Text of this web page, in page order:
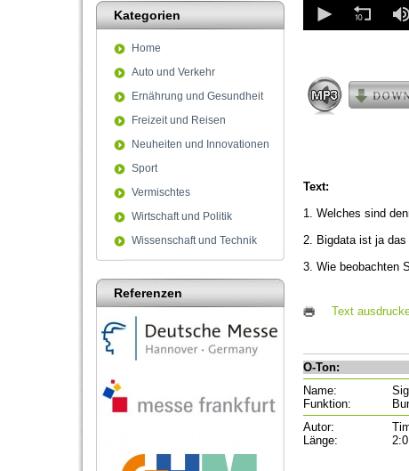
Kategorien
Home
Auto und Verkehr
Ernährung und Gesundheit
Freizeit und Reisen
Neuheiten und Innovationen
Sport
Vermischtes
Wirtschaft und Politik
Wissenschaft und Technik
Referenzen
seconds
of
second Volume
90%
Text:
1. Welches sind
2. Bigdata ist ja das
3. Wie beobachten
Text
O-Ton:
Name:
Funktion:
Autor:
Länge: